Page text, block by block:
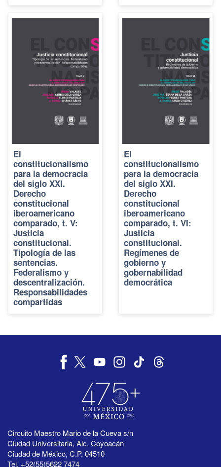
El
constitucionalismo
para la democracia
del siglo XXI.
Derecho
constitucional
iberoamericano
comparado, t. V:
Justicia
constitucional.
Tipología de las
sentencias.
Federalismo y
descentralización.
Responsabilidades
compartidas
El
constitucionalismo
para la democracia
del siglo XXI.
Derecho
constitucional
iberoamericano
comparado, t. VI:
Justicia
constitucional.
Regímenes de
gobierno y
gobernabilidad
democrática
Circuito Maestro Mario de la Cueva s/n
Ciudad Universitaria, Alc. Coyoacán
Ciudad de México, C.P. 04510
Tel. +52(55)5622 7474